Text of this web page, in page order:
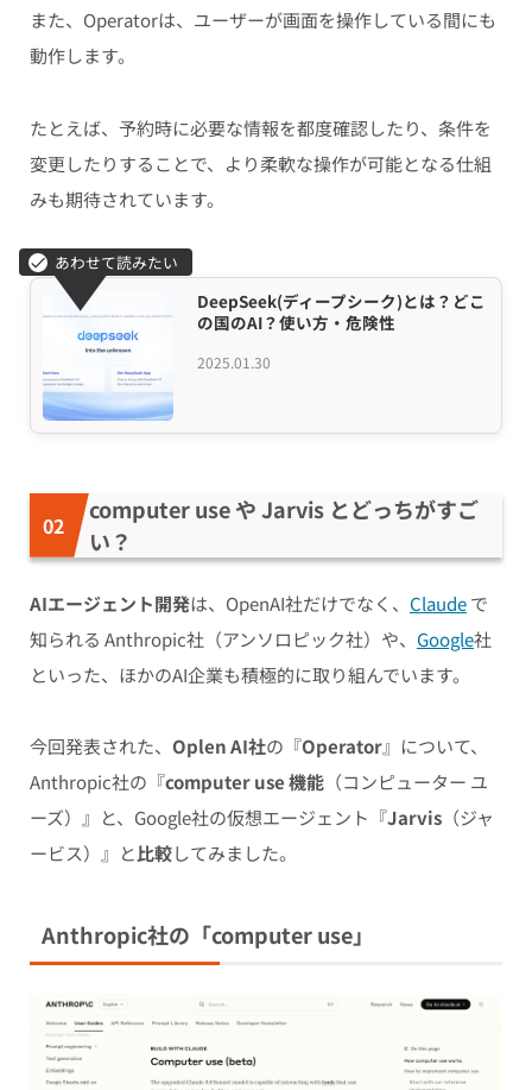
また、Operatorは、ユーザーが画面を操作している間にも
動作します。
たとえば、予約時に必要な情報を都度確認したり、条件を
変更したりすることで、より柔軟な操作が可能となる仕組
みも期待されています。
2025.01.30
DeepSeek(ディープシーク)とは？どこ
の国のAI？使い方・危険性
computer use や Jarvis とどっちがすご
い？
AIエージェント開発は、OpenAI社だけでなく、 Claudeで
知られる Anthropic社（アンソロピック社）や、 Google社
といった、ほかのAI企業も積極的に取り組んでいます。
今回発表された、 Oplen AI社の『Operator』について、
Anthropic社の『computer use 機能（コンピューター ユ
ーズ）』と、Google社の仮想エージェント『Jarvis（ジャ
ービス）』と比較してみました。
Anthropic社の「computer use」